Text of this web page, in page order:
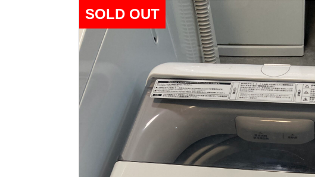
SOLD OUT